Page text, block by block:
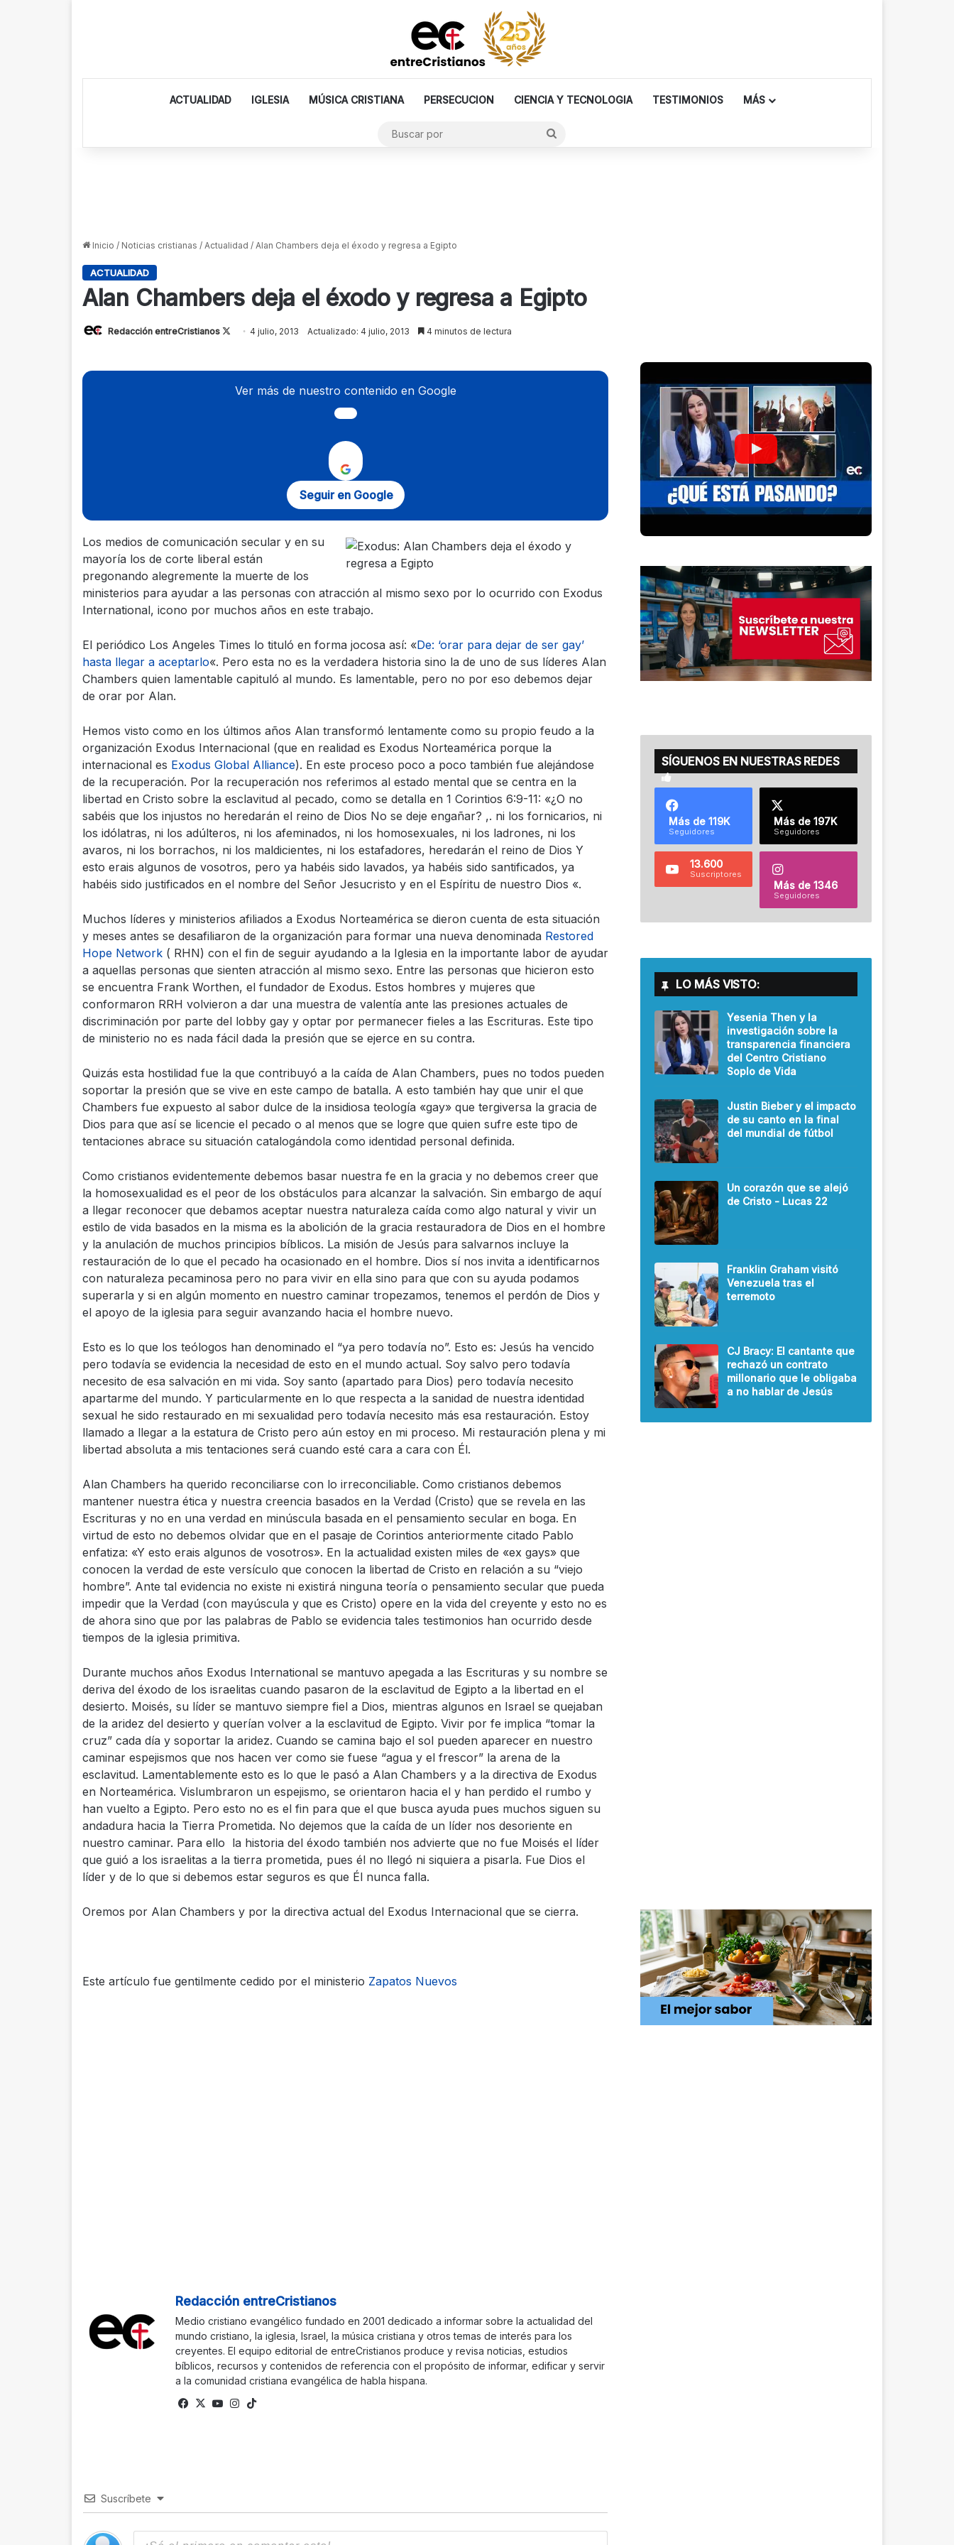
ACTUALIDAD IGLESIA MÚSICA CRISTIANA PERSECUCION CIENCIA Y TECNOLOGIA TESTIMONIOS MÁS
Inicio / Noticias cristianas / Actualidad / Alan Chambers deja el éxodo y regresa a Egipto
ACTUALIDAD
Alan Chambers deja el éxodo y regresa a Egipto
Redacción entreCristianos
Follow4 julio, 2013 Actualizado: 4 julio, 2013 4 minutos de lectura
Ver más de nuestro contenido en Google
Seguir en Google
Los medios de comunicación secular y en su
mayoría los de corte liberal están
pregonando alegremente la muerte de los
ministerios para ayudar a las personas con atracción al mismo sexo por lo ocurrido con Exodus
International, icono por muchos años en este trabajo.
El periódico Los Angeles Times lo tituló en forma jocosa así: «De: ‘orar para dejar de ser gay’
hasta llegar a aceptarlo«. Pero esta no es la verdadera historia sino la de uno de sus líderes Alan
Chambers quien lamentable capituló al mundo. Es lamentable, pero no por eso debemos dejar
de orar por Alan.
Hemos visto como en los últimos años Alan transformó lentamente como su propio feudo a la
organización Exodus Internacional (que en realidad es Exodus Norteamérica porque la
internacional es Exodus Global Alliance). En este proceso poco a poco también fue alejándose
de la recuperación. Por la recuperación nos referimos al estado mental que se centra en la
libertad en Cristo sobre la esclavitud al pecado, como se detalla en 1 Corintios 6:9-11: «¿O no
sabéis que los injustos no heredarán el reino de Dios No se deje engañar? ,. ni los fornicarios, ni
los idólatras, ni los adúlteros, ni los afeminados, ni los homosexuales, ni los ladrones, ni los
avaros, ni los borrachos, ni los maldicientes, ni los estafadores, heredarán el reino de Dios Y
esto erais algunos de vosotros, pero ya habéis sido lavados, ya habéis sido santificados, ya
habéis sido justificados en el nombre del Señor Jesucristo y en el Espíritu de nuestro Dios «.
Muchos líderes y ministerios afiliados a Exodus Norteamérica se dieron cuenta de esta situación
y meses antes se desafiliaron de la organización para formar una nueva denominada Restored
Hope Network( RHN) con el fin de seguir ayudando a la Iglesia en la importante labor de ayudar
a aquellas personas que sienten atracción al mismo sexo. Entre las personas que hicieron esto
se encuentra Frank Worthen, el fundador de Exodus. Estos hombres y mujeres que
conformaron RRH volvieron a dar una muestra de valentía ante las presiones actuales de
discriminación por parte del lobby gay y optar por permanecer fieles a las Escrituras. Este tipo
de ministerio no es nada fácil dada la presión que se ejerce en su contra.
Quizás esta hostilidad fue la que contribuyó a la caída de Alan Chambers, pues no todos pueden
soportar la presión que se vive en este campo de batalla. A esto también hay que unir el que
Chambers fue expuesto al sabor dulce de la insidiosa teología «gay» que tergiversa la gracia de
Dios para que así se licencie el pecado o al menos que se logre que quien sufre este tipo de
tentaciones abrace su situación catalogándola como identidad personal definida.
Como cristianos evidentemente debemos basar nuestra fe en la gracia y no debemos creer que
la homosexualidad es el peor de los obstáculos para alcanzar la salvación. Sin embargo de aquí
a llegar reconocer que debamos aceptar nuestra naturaleza caída como algo natural y vivir un
estilo de vida basados en la misma es la abolición de la gracia restauradora de Dios en el hombre
y la anulación de muchos principios bíblicos. La misión de Jesús para salvarnos incluye la
restauración de lo que el pecado ha ocasionado en el hombre. Dios sí nos invita a identificarnos
con naturaleza pecaminosa pero no para vivir en ella sino para que con su ayuda podamos
superarla y si en algún momento en nuestro caminar tropezamos, tenemos el perdón de Dios y
el apoyo de la iglesia para seguir avanzando hacia el hombre nuevo.
Esto es lo que los teólogos han denominado el “ya pero todavía no”. Esto es: Jesús ha vencido
pero todavía se evidencia la necesidad de esto en el mundo actual. Soy salvo pero todavía
necesito de esa salvación en mi vida. Soy santo (apartado para Dios) pero todavía necesito
apartarme del mundo. Y particularmente en lo que respecta a la sanidad de nuestra identidad
sexual he sido restaurado en mi sexualidad pero todavía necesito más esa restauración. Estoy
llamado a llegar a la estatura de Cristo pero aún estoy en mi proceso. Mi restauración plena y mi
libertad absoluta a mis tentaciones será cuando esté cara a cara con Él.
Alan Chambers ha querido reconciliarse con lo irreconciliable. Como cristianos debemos
mantener nuestra ética y nuestra creencia basados en la Verdad (Cristo) que se revela en las
Escrituras y no en una verdad en minúscula basada en el pensamiento secular en boga. En
virtud de esto no debemos olvidar que en el pasaje de Corintios anteriormente citado Pablo
enfatiza: «Y esto erais algunos de vosotros». En la actualidad existen miles de «ex gays» que
conocen la verdad de este versículo que conocen la libertad de Cristo en relación a su “viejo
hombre”. Ante tal evidencia no existe ni existirá ninguna teoría o pensamiento secular que pueda
impedir que la Verdad (con mayúscula y que es Cristo) opere en la vida del creyente y esto no es
de ahora sino que por las palabras de Pablo se evidencia tales testimonios han ocurrido desde
tiempos de la iglesia primitiva.
Durante muchos años Exodus International se mantuvo apegada a las Escrituras y su nombre se
deriva del éxodo de los israelitas cuando pasaron de la esclavitud de Egipto a la libertad en el
desierto. Moisés, su líder se mantuvo siempre fiel a Dios, mientras algunos en Israel se quejaban
de la aridez del desierto y querían volver a la esclavitud de Egipto. Vivir por fe implica “tomar la
cruz” cada día y soportar la aridez. Cuando se camina bajo el sol pueden aparecer en nuestro
caminar espejismos que nos hacen ver como sie fuese “agua y el frescor” la arena de la
esclavitud. Lamentablemente esto es lo que le pasó a Alan Chambers y a la directiva de Exodus
en Norteamérica. Vislumbraron un espejismo, se orientaron hacia el y han perdido el rumbo y
han vuelto a Egipto. Pero esto no es el fin para que el que busca ayuda pues muchos siguen su
andadura hacia la Tierra Prometida. No dejemos que la caída de un líder nos desoriente en
nuestro caminar. Para ello la historia del éxodo también nos advierte que no fue Moisés el líder
que guió a los israelitas a la tierra prometida, pues él no llegó ni siquiera a pisarla. Fue Dios el
líder y de lo que si debemos estar seguros es que Él nunca falla.
Oremos por Alan Chambers y por la directiva actual del Exodus Internacional que se cierra.
Este artículo fue gentilmente cedido por el ministerio Zapatos Nuevos
Redacción entreCristianos
Medio cristiano evangélico fundado en 2001 dedicado a informar sobre la actualidad del
mundo cristiano, la iglesia, Israel, la música cristiana y otros temas de interés para los
creyentes. El equipo editorial de entreCristianos produce y revisa noticias, estudios
bíblicos, recursos y contenidos de referencia con el propósito de informar, edificar y servir
a la comunidad cristiana evangélica de habla hispana.
Fa
X
Yo Ins
Suscríbete
SÍGUENOS EN NUESTRAS REDES
Más de 119K
Seguidores
Más de 197K
Seguidores
13.600
Suscriptores
Más de 1346
Seguidores
LO MÁS VISTO:
Yesenia Then y la
investigación sobre la
transparencia financiera
del Centro Cristiano
Soplo de Vida
Justin Bieber y el impacto
de su canto en la final
del mundial de fútbol
Un corazón que se alejó
de Cristo - Lucas 22
Franklin Graham visitó
Venezuela tras el
terremoto
CJ Bracy: El cantante que
rechazó un contrato
millonario que le obligaba
a no hablar de Jesús